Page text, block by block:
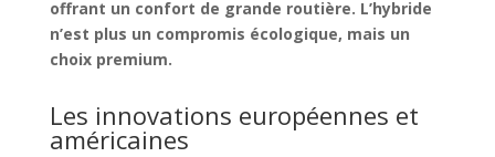
offrant un confort de grande routière. L’hybride
n’est plus un compromis écologique, mais un
choix premium.
Les innovations européennes et
américaines